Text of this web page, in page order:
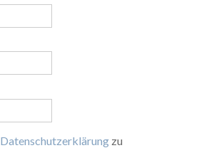
Datenschutzerklärung zu